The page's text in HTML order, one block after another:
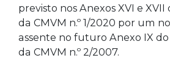
previsto nos Anexos XVI e
da CMVM n.º 1/2020 por um
assente no futuro Anexo IX
da CMVM n.º 2/2007.